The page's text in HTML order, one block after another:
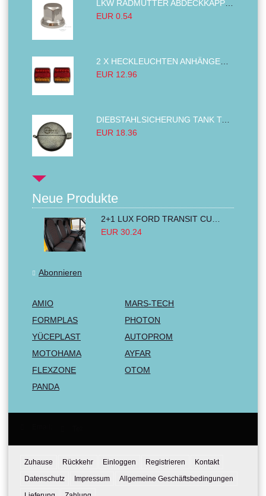
EUR 0.54
EUR 12.96
DIEBSTAHLSICHERUNG TANK TANKDECKEL DIESELTANK KRAFTSTOFFTANKDECKEL VERRIEGELUNG PASSEND FÜR LKW PKW TRAKTOREN BAGGER 80MM
EUR 18.36
Neue Produkte
EUR 30.24
Abonnieren
AMIO
MARS-TECH
FORMPLAS
PHOTON
YÜCEPLAST
AUTOPROM
MOTOHAMA
AYFAR
FLEXZONE
OTOM
PANDA
Zuhause Rückkehr Einloggen Registrieren
Kontakt
Datenschutz
Impressum
Allgemeine Geschäftsbedingungen